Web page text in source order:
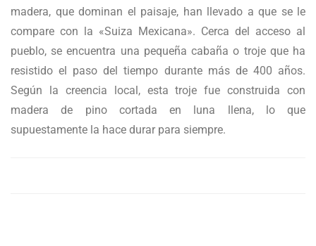
madera, que dominan el paisaje, han llevado a que se le
compare con la «Suiza Mexicana». Cerca del acceso al
pueblo, se encuentra una pequeña cabaña o troje que ha
resistido el paso del tiempo durante más de 400 años.
Según la creencia local, esta troje fue construida con
madera de pino cortada en luna llena, lo que
supuestamente la hace durar para siempre.